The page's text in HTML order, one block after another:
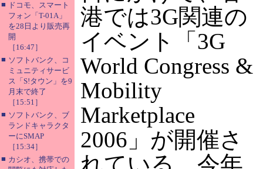
■ ドコモ、スマート
フォン「T-01A」
を28日より販売再
開
［16:47］
■ ソフトバンク、コ
ミュニティサービ
ス「S!タウン」を9
月末で終了
［15:51］
■ ソフトバンク、ブ
ランドキャラクタ
ーにSMAP
［15:34］
■ カシオ、携帯での
港では3G関連の
イベント「3G
World Congress &
Mobility
Marketplace
2006」が開催さ